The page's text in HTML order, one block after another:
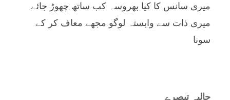
میری سانس کا کیا بھروسہ کب ساتھ چھوڑ جائے
میری ذات سے وابستہ لوگو مجھے معاف کر کے
سونا
حالیہ تبصرے